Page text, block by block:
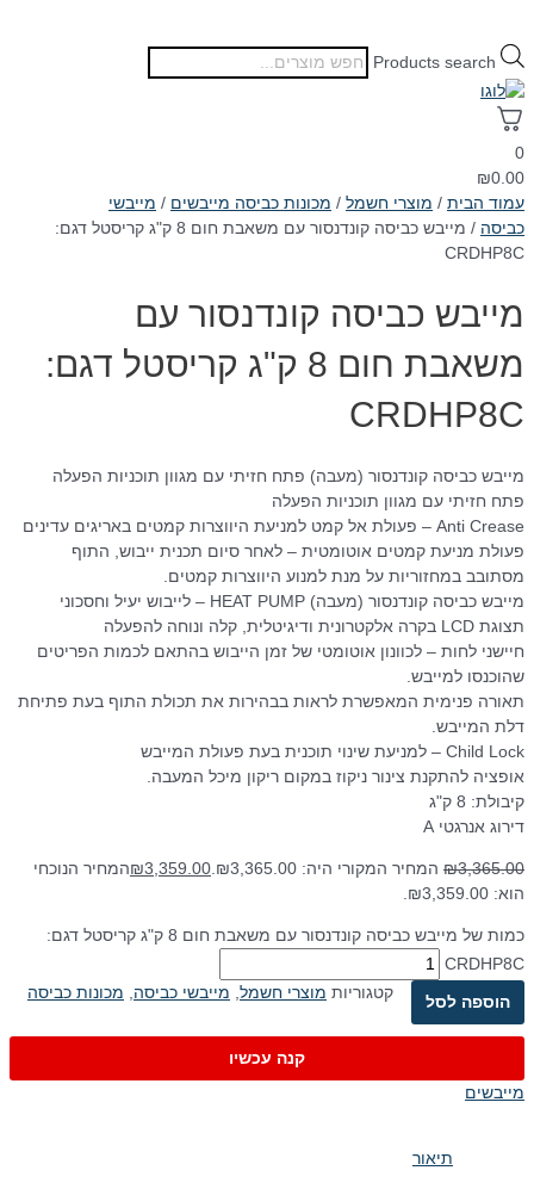
Products search
0
₪0.00
עמוד הבית / מוצרי חשמל / מכונות כביסה מייבשים / מייבשי
כביסה
/ מייבש כביסה קונדנסור עם משאבת חום 8 ק"ג קריסטל דגם:
CRDHP8C
מייבש כביסה קונדנסור עם
משאבת חום 8 ק"ג קריסטל דגם:
CRDHP8C
מייבש כביסה קונדנסור (מעבה) פתח חזיתי עם מגוון תוכניות הפעלה
פתח חזיתי עם מגוון תוכניות הפעלה
Anti Crease – פעולת אל קמט למניעת היווצרות קמטים באריגים עדינים
פעולת מניעת קמטים אוטומטית – לאחר סיום תכנית ייבוש, התוף
מסתובב במחזוריות על מנת למנוע היווצרות קמטים.
מייבש כביסה קונדנסור (מעבה) HEAT PUMP – לייבוש יעיל וחסכוני
תצוגת LCD בקרה אלקטרונית ודיגיטלית, קלה ונוחה להפעלה
חיישני לחות – לכוונון אוטומטי של זמן הייבוש בהתאם לכמות הפריטים
שהוכנסו למייבש.
תאורה פנימית המאפשרת לראות בבהירות את תכולת התוף בעת פתיחת
דלת המייבש.
Child Lock – למניעת שינוי תוכנית בעת פעולת המייבש
אופציה להתקנת צינור ניקוז במקום ריקון מיכל המעבה.
קיבולת: 8 ק"ג
דירוג אנרגטי A
₪3,365.00 המחיר המקורי היה: ₪3,365.00. ₪3,359.00
המחיר הנוכחי
הוא: ₪3,359.00.
כמות של מייבש כביסה קונדנסור עם משאבת חום 8 ק"ג קריסטל דגם:
CRDHP8C
הוספה לסל
קנה עכשיו
קטגוריות מוצרי חשמל מייבשי כביסה מכונות כביסה
מייבשים
תיאור